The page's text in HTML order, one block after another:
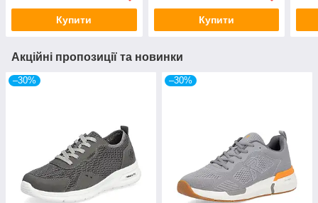
Купити Купити
Акційні пропозиції та новинки
–30% –30%